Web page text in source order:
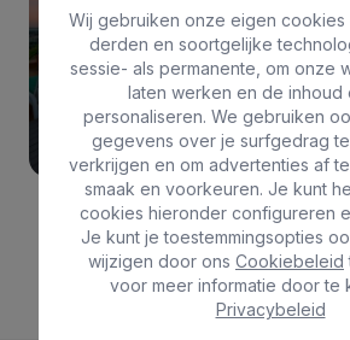
Hotel
Bull Eugenia
Victoria & Spa
10
Bull
Mostrar más
Wij gebruiken onze eigen cookies
derden en soortgelijke
sessie- als permanente, om onze
laten werken en de inhoud
personaliseren. We gebruiken
gegevens over je surfgedrag
verkrijgen en om advertenties af
smaak en voorkeuren. Je kunt
cookies hieronder configureren
Je kunt je toestemmingsopties
wijzigen door ons Cookiebeleid
voor meer informatie door te
Privacybeleid